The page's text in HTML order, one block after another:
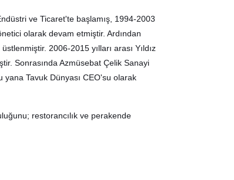
ve Ticaret'te başlamış, 1994-2003
olarak devam etmiştir. Ardından
2006-2015 yılları arası Yıldız
Sonrasında Azmüsebat Çelik Sanayi
Tavuk Dünyası CEO'su olarak
restorancılık ve perakende